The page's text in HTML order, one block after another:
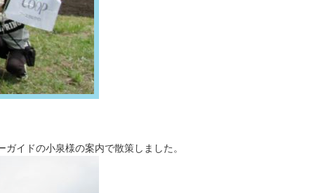
イドの小泉様の案内で散策しました。